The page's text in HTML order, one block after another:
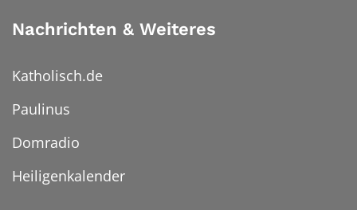
Nachrichten & Weiteres
Katholisch.de
Paulinus
Domradio
Heiligenkalender